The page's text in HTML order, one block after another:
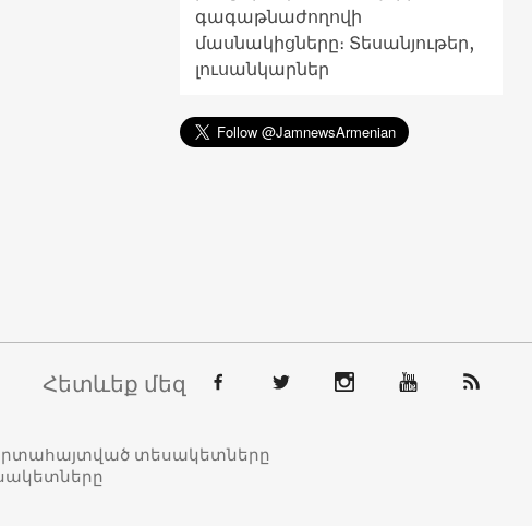
գագաթնաժողովի
մասնակիցները։ Տեսանյութեր,
լուսանկարներ
Հետևեք մեզ
տեսակետները